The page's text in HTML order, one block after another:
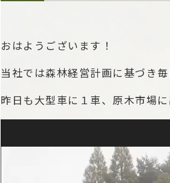
おはようございます！
当社では森林経営計画に基づき
昨日も大型車に１車、原木市場に
プ